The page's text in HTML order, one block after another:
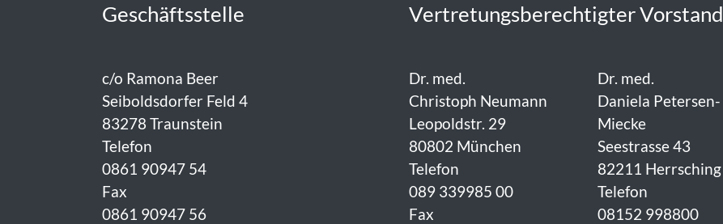
Geschäftsstelle
c/o Ramona Beer
Seiboldsdorfer Feld 4
83278 Traunstein
Telefon
0861 90947 54
Fax
0861 90947 56
Vertretungsberechtigter Vorstand
Dr. med.
Christoph Neumann
Leopoldstr. 29
80802 München
Telefon
089 339985 00
Fax
Dr. med.
Daniela Petersen-
Miecke
Seestrasse 43
82211 Herrsching
Telefon
08152 998800